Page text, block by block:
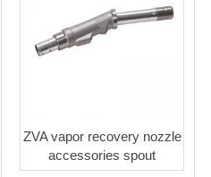
ZVA vapor recovery nozzle
accessories spout